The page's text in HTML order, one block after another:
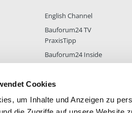
Cookies
um Inhalte und Anzeigen zu
English Channel
Bauforum24 TV
PraxisTipp
Bauforum24 Inside
38.434